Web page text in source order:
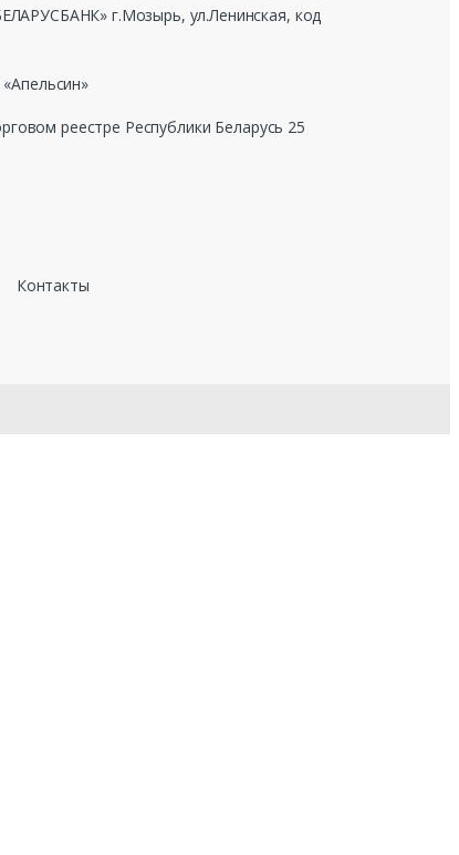
г.Мозырь, ул.Ленинская, код
реестре Республики Беларусь 25
Контакты